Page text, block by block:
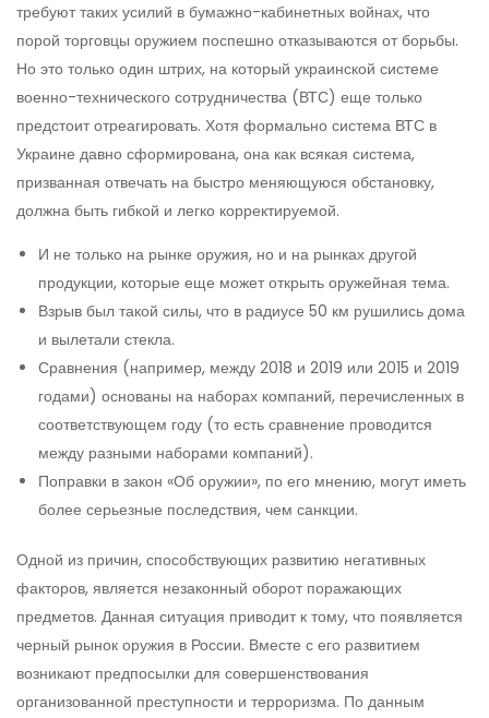
требуют таких усилий в бумажно-кабинетных войнах, что
порой торговцы оружием поспешно отказываются от борьбы.
Но это только один штрих, на который украинской системе
военно-технического сотрудничества (ВТС) еще только
предстоит отреагировать. Хотя формально система ВТС в
Украине давно сформирована, она как всякая система,
призванная отвечать на быстро меняющуюся обстановку,
должна быть гибкой и легко корректируемой.
И не только на рынке оружия, но и на рынках другой
продукции, которые еще может открыть оружейная тема.
Взрыв был такой силы, что в радиусе 50 км рушились дома
и вылетали стекла.
Сравнения (например, между 2018 и 2019 или 2015 и 2019
годами) основаны на наборах компаний, перечисленных в
соответствующем году (то есть сравнение проводится
между разными наборами компаний).
Поправки в закон «Об оружии», по его мнению, могут иметь
более серьезные последствия, чем санкции.
Одной из причин, способствующих развитию негативных
факторов, является незаконный оборот поражающих
предметов. Данная ситуация приводит к тому, что появляется
черный рынок оружия в России. Вместе с его развитием
возникают предпосылки для совершенствования
организованной преступности и терроризма. По данным